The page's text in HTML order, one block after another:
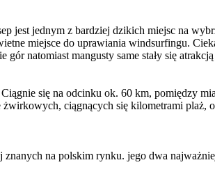
jest jednym z bardziej dzikich miejsc na
miejsce do uprawiania windsurfingu.
natomiast mangusty same stały się
się na odcinku ok. 60 km, pomiędzy
ciągnących się kilometrami
na polskim rynku. jego dwa